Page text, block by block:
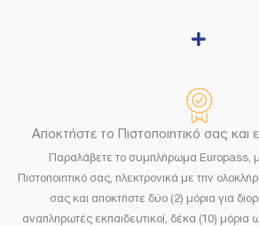
Αποκτήστε το Πιστοποιητικό σας και
Παραλάβετε το συμπλήρωμα Europass,
Πιστοποιητικό σας, ηλεκτρονικά με την
σας και αποκτήστε δύο (2) μόρια για
αναπληρωτές εκπαιδευτικοί, δέκα (10) μόρια